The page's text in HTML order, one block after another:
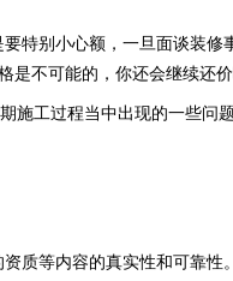
特别小心额，一旦面谈装修
是不可能的，你还会继续还
工过程当中出现的一些问
质等内容的真实性和可靠